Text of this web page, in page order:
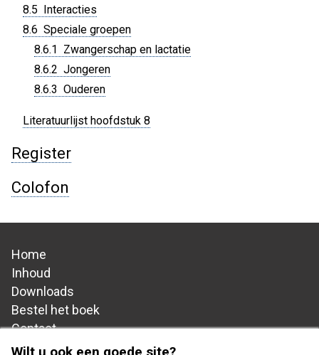
8.5 Interacties
8.6 Speciale groepen
8.6.1 Zwangerschap en lactatie
8.6.2 Jongeren
8.6.3 Ouderen
Literatuurlijst hoofdstuk 8
Register
Colofon
Hoofdnavigatie
Home
Inhoud
Downloads
Bestel het boek
Contact